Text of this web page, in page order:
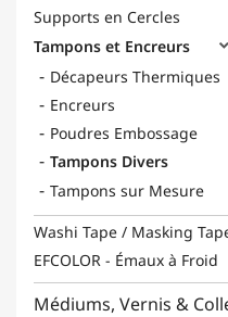
Supports en Cercles
Tampons et Encreurs

Décapeurs Thermiques
Encreurs
Poudres Embossage
Tampons Divers
Tampons sur Mesure
Washi Tape / Masking
EFCOLOR - Émaux à Froid
Médiums, Vernis &